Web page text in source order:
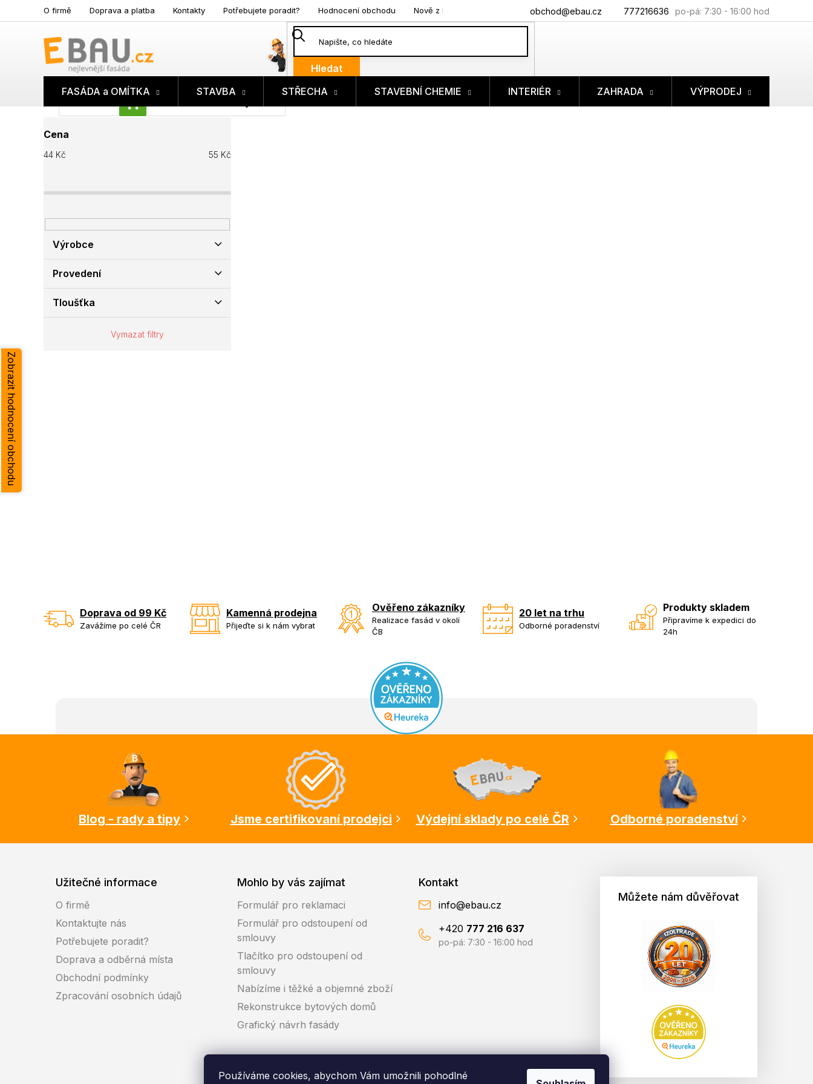
Používáme cookies, abychom Vám umožnili pohodlné
na
777216636
obchod@ebau.cz
O firmě Doprava a platba Kontakty Potřebujete poradit? Hodnocení obchodu Nově z blogu
Hledat
NÁKUPNÍ
FASÁDA a OMÍTKA STAVBA STŘECHA STAVEBNÍ CHEMIE INTERIÉR ZAHRADA VÝPRODEJ
o
s
a
n
í
a
Cena
44 Kč 55 Kč
Výrobce
Provedení
Tloušťka
Vymazat filtry
Doprava od 99 Kč
Zavážíme po celé ČR
Kamenná prodejna
Přijeďte si k nám vybrat
Ověřeno zákazníky
Realizace fasád v okolí
ČB
20 let na trhu
Odborné poradenství
Produkty skladem
Připravíme k expedici do
24h
Blog - rady a tipy
Jsme certifikovaní prodejci Výdejní sklady po celé ČR Odborné poradenství
Užitečné informace
O firmě
Kontaktujte nás
Potřebujete poradit?
Doprava a odběrná místa
Obchodní podmínky
Zpracování osobních údajů
Mohlo by vás zajímat
Formulář pro reklamaci
Formulář pro odstoupení od
smlouvy
Tlačítko pro odstoupení od
smlouvy
Nabízíme i těžké a objemné zboží
Rekonstrukce bytových domů
Grafický návrh fasády
Kontakt
info@ebau.cz
+420 777 216 637
po-pá: 7:30 - 16:00 hod
Můžete nám důvěřovat
Zobrazit hodnocení obchodu